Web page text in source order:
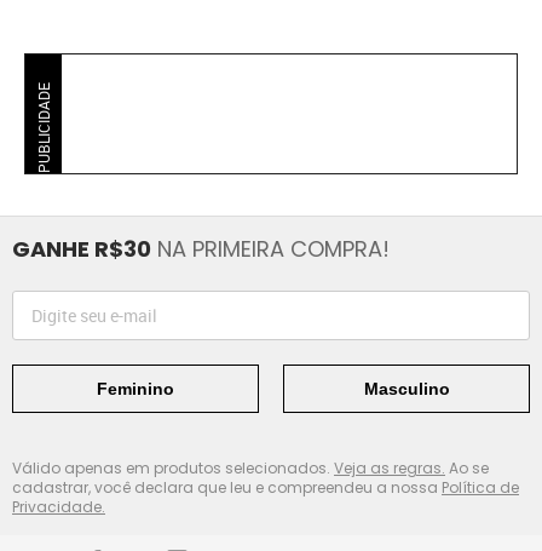
PUBLICIDADE
GANHE R$30 NA PRIMEIRA COMPRA!
Feminino Masculino
Válido apenas em produtos selecionados. Veja as regras. Ao se
cadastrar, você declara que leu e compreendeu a nossa Política de
Privacidade.